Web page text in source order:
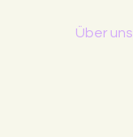
Über uns